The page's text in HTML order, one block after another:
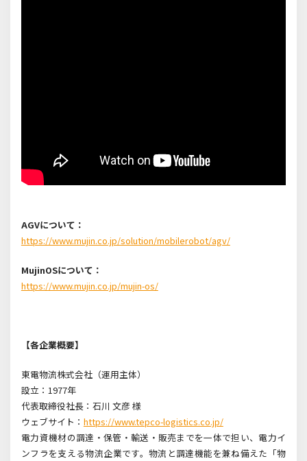
AGVについて：
https://www.mujin.co.jp/solution/mobilerobot/agv/
MujinOSについて：
https://www.mujin.co.jp/mujin-os/
【各企業概要】
東電物流株式会社（運用主体）
設立：1977年
代表取締役社長：石川 文彦 様
ウェブサイト： https://www.tepco-logistics.co.jp/
電力資機材の調達・保管・輸送・販売までを一体で担い、電力イ
ンフラを支える物流企業です。物流と調達機能を兼ね備えた「物